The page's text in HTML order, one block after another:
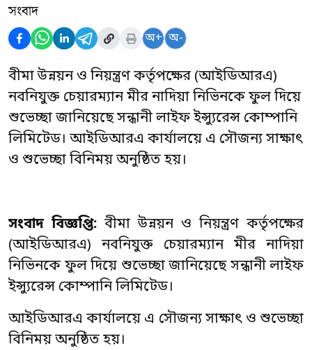
সংবাদ
অ+ অ-
বীমা উন্নয়ন ও নিয়ন্ত্রণ কর্তৃপক্ষের (আইডিআরএ)
নবনিযুক্ত চেয়ারম্যান মীর নাদিয়া নিভিনকে ফুল দিয়ে
শুভেচ্ছা জানিয়েছে সন্ধানী লাইফ ইন্স্যুরেন্স কোম্পানি
লিমিটেড। আইডিআরএ কার্যালয়ে এ সৌজন্য সাক্ষাৎ
ও শুভেচ্ছা বিনিময় অনুষ্ঠিত হয়।
সংবাদ বিজ্ঞপ্তি: বীমা উন্নয়ন ও নিয়ন্ত্রণ কর্তৃপক্ষের
(আইডিআরএ) নবনিযুক্ত চেয়ারম্যান মীর নাদিয়া
নিভিনকে ফুল দিয়ে শুভেচ্ছা জানিয়েছে সন্ধানী লাইফ
ইন্স্যুরেন্স কোম্পানি লিমিটেড।
আইডিআরএ কার্যালয়ে এ সৌজন্য সাক্ষাৎ ও শুভেচ্ছা
বিনিময় অনুষ্ঠিত হয়।